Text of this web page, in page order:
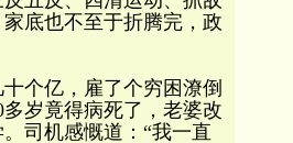
底也不至于折腾完，政
个亿，雇了个穷困潦倒
岁竟得病死了，老婆改
司机感慨道：“我一直